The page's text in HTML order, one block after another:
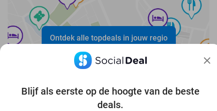
Blijf als eerste op de hoogte van de beste
deals.
Ontdek alle topdeals in jouw regio